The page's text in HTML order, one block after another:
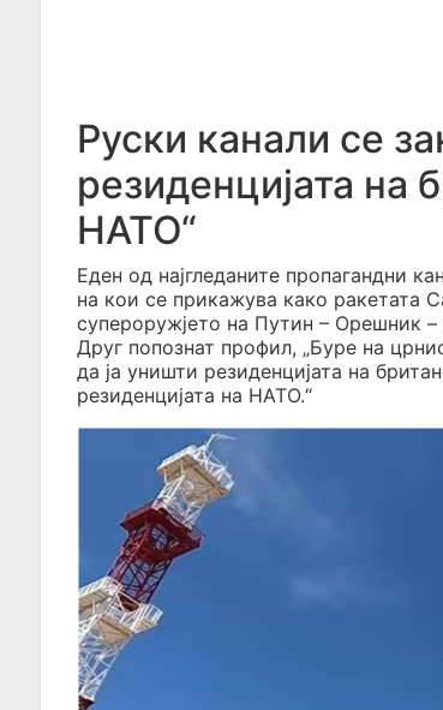
Руски канали се
резиденцијата на
НАТО“
Еден од најгледаните пропагандни
на кои се прикажува како ракетата
супероружјето на Путин – Орешник
Друг попознат профил, „Буре на
да ја уништи резиденцијата на
резиденцијата на НАТО.“